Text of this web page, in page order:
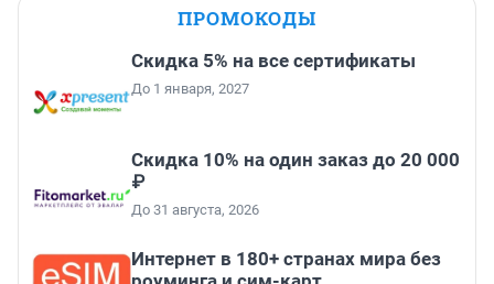
ПРОМОКОДЫ
Скидка 5% на все сертификаты
До 1 января, 2027
Скидка 10% на один заказ до 20 000
₽
До 31 августа, 2026
Интернет в 180+ странах мира без